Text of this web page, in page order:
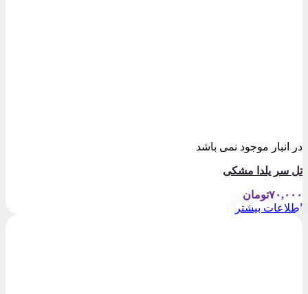
در انبار موجود نمی باشد
تل سر یلدا مشکی
۷۰,۰۰۰تومان
اطلاعات بیشتر